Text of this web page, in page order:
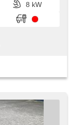
8 kW